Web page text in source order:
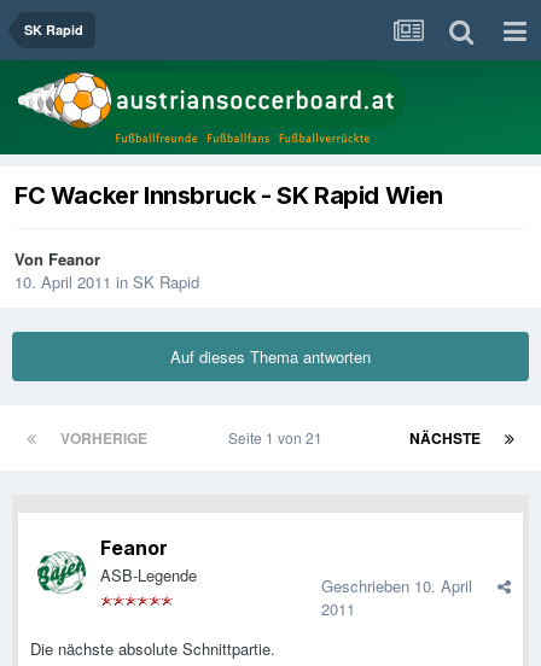
SK Rapid
FC Wacker Innsbruck - SK Rapid Wien
Von Feanor
10. April 2011 in SK Rapid
Auf dieses Thema antworten
VORHERIGE NÄCHSTE
Seite 1 von 21
Feanor
ASB-Legende Geschrieben 10. April
2011
Die nächste absolute Schnittpartie.